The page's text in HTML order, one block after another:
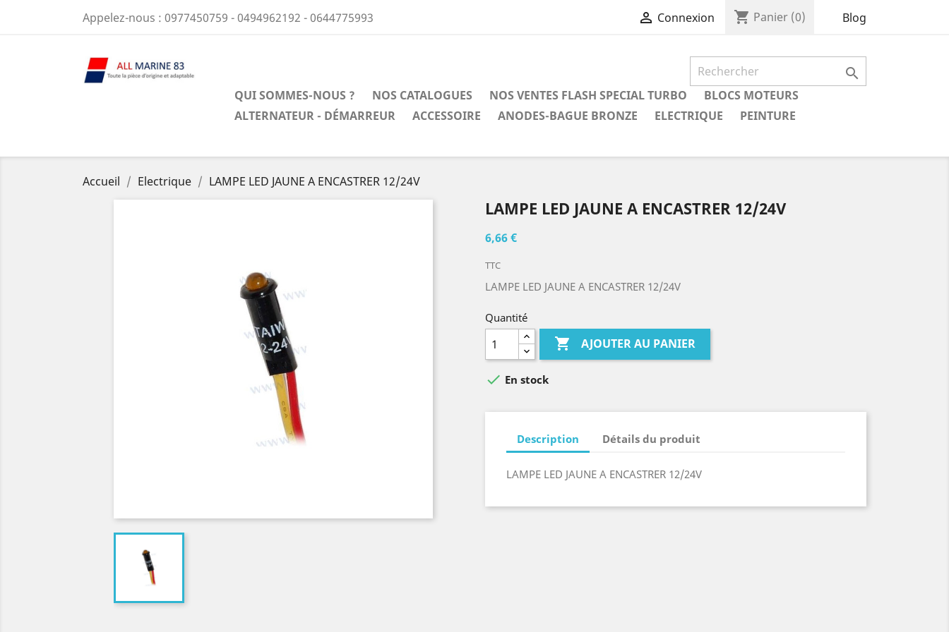
Appelez-nous : 0977450759 - 0494962192 - 0644775993  Connexion shopping_cart Panier (0) Blog

QUI SOMMES-NOUS ? NOS CATALOGUES NOS VENTES FLASH SPECIAL TURBO
BLOCS MOTEURS
ALTERNATEUR - DÉMARREUR
ACCESSOIRE ANODES-BAGUE BRONZE ELECTRIQUE PEINTURE
Accueil Electrique LAMPE LED JAUNE A ENCASTRER 12/24V
LAMPE LED JAUNE A ENCASTRER 12/24V
6,66 €
TTC
LAMPE LED JAUNE A ENCASTRER 12/24V
Quantité
 AJOUTER AU PANIER
 En stock
Description Détails du produit
LAMPE LED JAUNE A ENCASTRER 12/24V